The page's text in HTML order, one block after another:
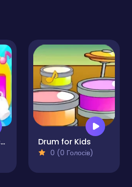
Piano Kids Music And Songs Drum for Kids
0 (0 Голосів)